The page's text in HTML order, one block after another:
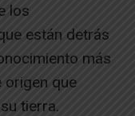
los
están detrás
más
origen que
tierra.